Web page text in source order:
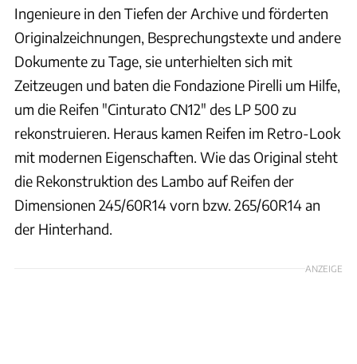
Ingenieure in den Tiefen der Archive und förderten
Originalzeichnungen, Besprechungstexte und andere
Dokumente zu Tage, sie unterhielten sich mit
Zeitzeugen und baten die Fondazione Pirelli um Hilfe,
um die Reifen "Cinturato CN12" des LP 500 zu
rekonstruieren. Heraus kamen Reifen im Retro-Look
mit modernen Eigenschaften. Wie das Original steht
die Rekonstruktion des Lambo auf Reifen der
Dimensionen 245/60R14 vorn bzw. 265/60R14 an
der Hinterhand.
ANZEIGE